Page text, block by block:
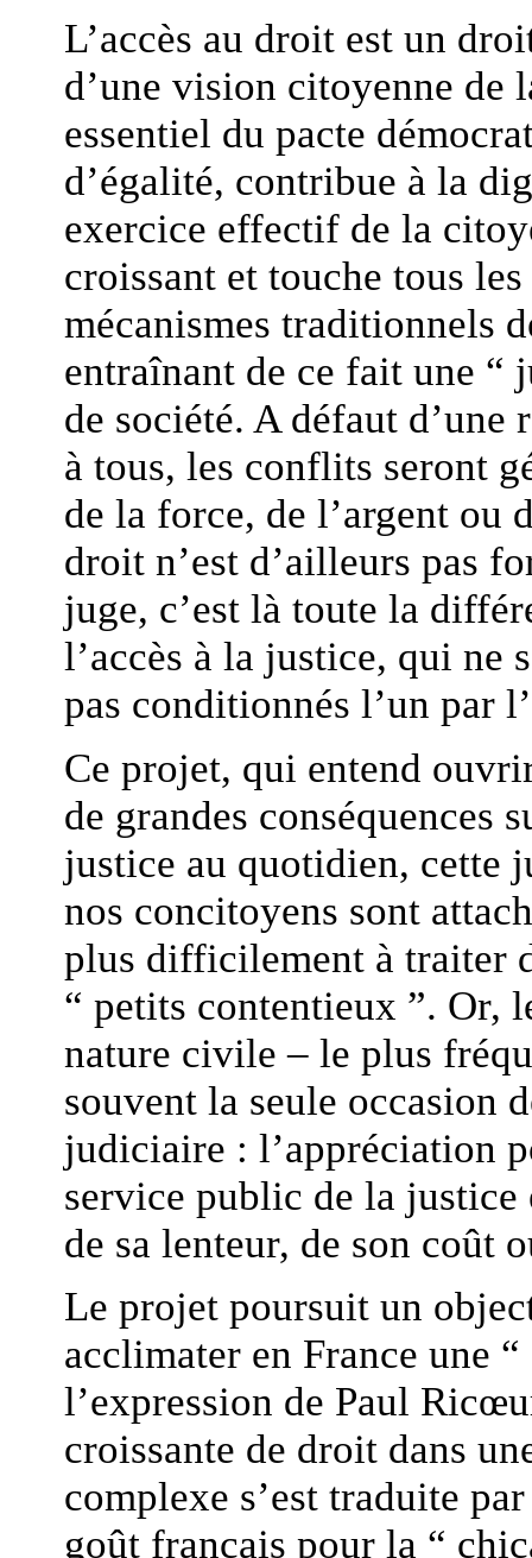
L’accès au droit est un
d’une vision citoyenne de
essentiel du pacte
d’égalité, contribue à la
exercice effectif de la
croissant et touche tous
mécanismes traditionnels
entraînant de ce fait une “
de société. A défaut
à tous, les conflits seront
de la force, de l’argent ou
droit n’est d’ailleurs pas
juge, c’est là toute la
l’accès à la justice, qui ne
pas conditionnés l’un par
Ce projet, qui entend
de grandes conséquences
justice au quotidien, cette
nos concitoyens sont
plus difficilement à traiter
“ petits contentieux ”. Or,
nature civile – le plus
souvent la seule occasion
judiciaire : l’appréciation
service public de la justice
de sa lenteur, de son coût
Le projet poursuit un
acclimater en France une “
l’expression de Paul
croissante de droit dans
complexe s’est traduite
goût français pour la “